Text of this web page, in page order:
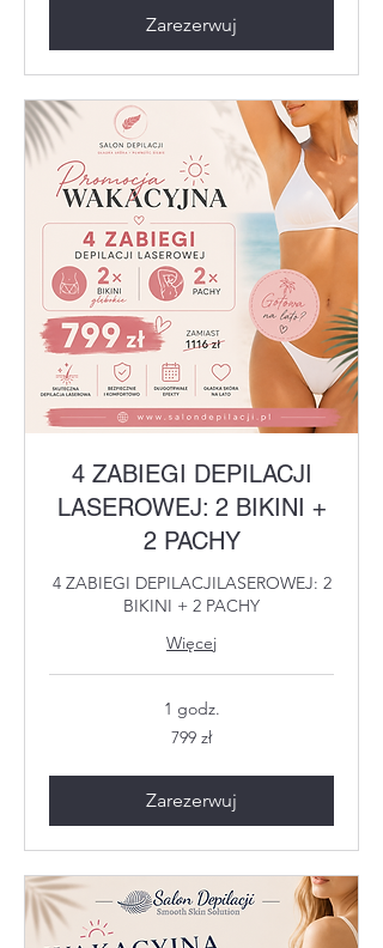
Zarezerwuj
4 ZABIEGI DEPILACJI
LASEROWEJ: 2 BIKINI +
2 PACHY
4 ZABIEGI DEPILACJILASEROWEJ: 2
BIKINI + 2 PACHY
Więcej
1 godz.
799 zł
Zarezerwuj